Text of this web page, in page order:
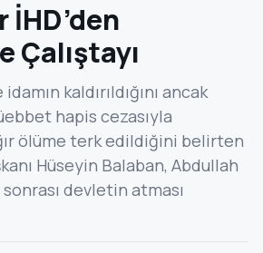
İHD’den
Çalıştayı
kaldırıldığını ancak
hapis cezasıyla
ölüme terk edildiğini belirten
Hüseyin Balaban, Abdullah
sonrası devletin atması